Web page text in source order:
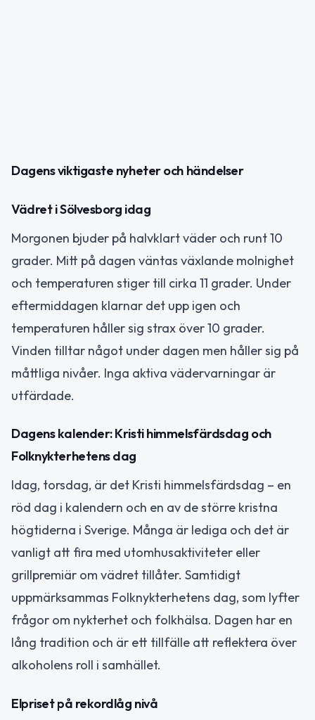
Dagens viktigaste nyheter och händelser
Vädret i Sölvesborg idag
Morgonen bjuder på halvklart väder och runt 10
grader. Mitt på dagen väntas växlande molnighet
och temperaturen stiger till cirka 11 grader. Under
eftermiddagen klarnar det upp igen och
temperaturen håller sig strax över 10 grader.
Vinden tilltar något under dagen men håller sig på
måttliga nivåer. Inga aktiva vädervarningar är
utfärdade.
Dagens kalender: Kristi himmelsfärdsdag och
Folknykterhetens dag
Idag, torsdag, är det Kristi himmelsfärdsdag – en
röd dag i kalendern och en av de större kristna
högtiderna i Sverige. Många är lediga och det är
vanligt att fira med utomhusaktiviteter eller
grillpremiär om vädret tillåter. Samtidigt
uppmärksammas Folknykterhetens dag, som lyfter
frågor om nykterhet och folkhälsa. Dagen har en
lång tradition och är ett tillfälle att reflektera över
alkoholens roll i samhället.
Elpriset på rekordlåg nivå